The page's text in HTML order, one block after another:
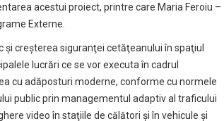
acestui proiect, printre care Maria Feroiu –
Externe.
creşterea siguranţei cetăţeanului în spaţiul
lucrări ce se vor executa în cadrul
cu adăposturi moderne, conforme cu normele
public prin managementul adaptiv al traficului
video în staţiile de călători şi în vehicule şi